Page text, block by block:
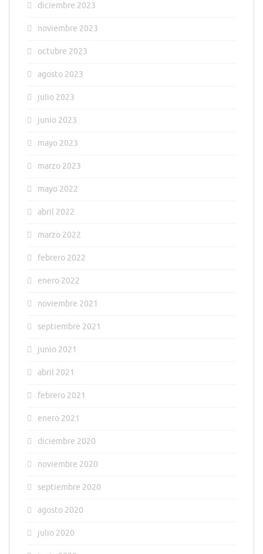
diciembre 2023
noviembre 2023
octubre 2023
agosto 2023
julio 2023
junio 2023
mayo 2023
marzo 2023
mayo 2022
abril 2022
marzo 2022
febrero 2022
enero 2022
noviembre 2021
septiembre 2021
junio 2021
abril 2021
febrero 2021
enero 2021
diciembre 2020
noviembre 2020
septiembre 2020
agosto 2020
julio 2020